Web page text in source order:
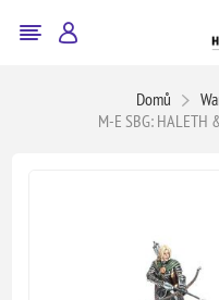
Domů
M-E SBG: HALETH